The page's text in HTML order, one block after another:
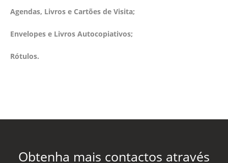
Agendas, Livros e Cartões de Visita;
Envelopes e Livros Autocopiativos;
Rótulos.
Obtenha mais contactos através